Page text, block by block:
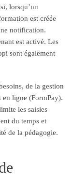
lorsqu’un
est créée
notification.
est activé. Les
sont également
de la gestion
en ligne (FormPay).
les saisies
du temps et
de la pédagogie.